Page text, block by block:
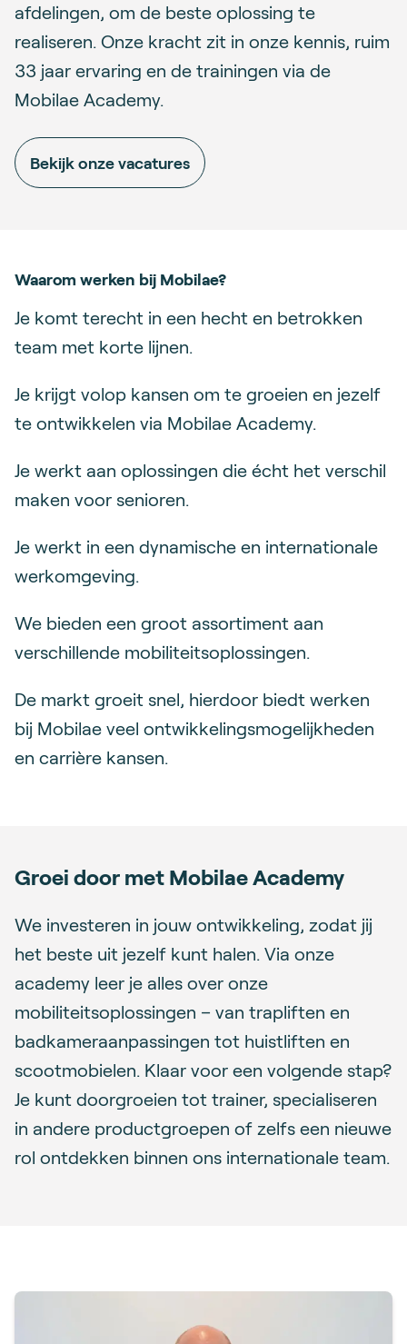
afdelingen, om de beste oplossing te
realiseren. Onze kracht zit in onze kennis, ruim
33 jaar ervaring en de trainingen via de
Mobilae Academy.
Bekijk onze vacatures
Waarom werken bij Mobilae?
Je komt terecht in een hecht en betrokken
team met korte lijnen.
Je krijgt volop kansen om te groeien en jezelf
te ontwikkelen via Mobilae Academy.
Je werkt aan oplossingen die écht het verschil
maken voor senioren.
Je werkt in een dynamische en internationale
werkomgeving.
We bieden een groot assortiment aan
verschillende mobiliteitsoplossingen.
De markt groeit snel, hierdoor biedt werken
bij Mobilae veel ontwikkelingsmogelijkheden
en carrière kansen.
Groei door met Mobilae Academy
We investeren in jouw ontwikkeling, zodat jij
het beste uit jezelf kunt halen. Via onze
academy leer je alles over onze
mobiliteitsoplossingen – van trapliften en
badkameraanpassingen tot huistliften en
scootmobielen. Klaar voor een volgende stap?
Je kunt doorgroeien tot trainer, specialiseren
in andere productgroepen of zelfs een nieuwe
rol ontdekken binnen ons internationale team.